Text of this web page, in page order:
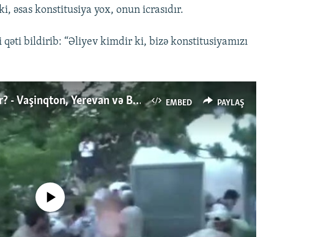
əsas konstitusiya yox, onun icrasıdır.
qəti bildirib: “Əliyev kimdir ki, bizə konstitusiyamızı
EMBED PAYLAŞ
Üçüncü Qarabağ savaşı realdır? - Vaşinqton, Yerevan və Bakıdan rəylər
source currently available